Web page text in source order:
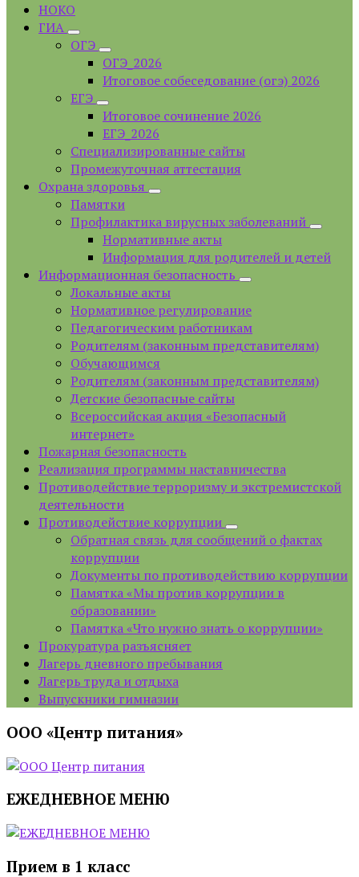
НОКО
ГИА
ОГЭ
ОГЭ_2026
Итоговое собеседование (огэ) 2026
ЕГЭ
Итоговое сочинение 2026
ЕГЭ_2026
Специализированные сайты
Промежуточная аттестация
Охрана здоровья
Памятки
Профилактика вирусных заболеваний
Нормативные акты
Информация для родителей и детей
Информационная безопасность
Локальные акты
Нормативное регулирование
Педагогическим работникам
Родителям (законным представителям)
Обучающимся
Родителям (законным представителям)
Детские безопасные сайты
Всероссийская акция «Безопасный
интернет»
Пожарная безопасность
Реализация программы наставничества
Противодействие терроризму и экстремистской
деятельности
Противодействие коррупции
Обратная связь для сообщений о фактах
коррупции
Документы по противодействию коррупции
Памятка «Мы против коррупции в
образовании»
Памятка «Что нужно знать о коррупции»
Прокуратура разъясняет
Лагерь дневного пребывания
Лагерь труда и отдыха
Выпускники гимназии
ООО «Центр питания»
ЕЖЕДНЕВНОЕ МЕНЮ
Прием в 1 класс